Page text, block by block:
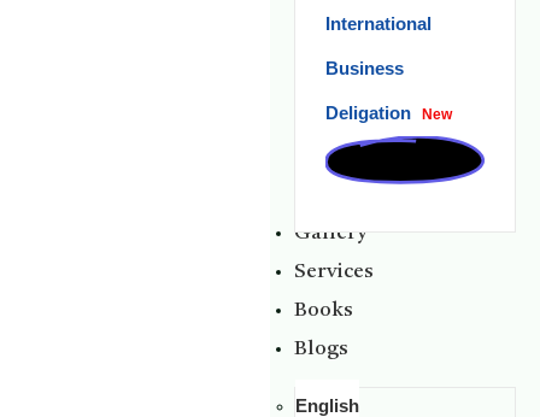
International
Business
Deligation New
Gallery
Services
Books
Blogs
English